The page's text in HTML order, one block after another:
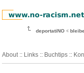
deportatiNO
About :: Links :: Buchtips ::